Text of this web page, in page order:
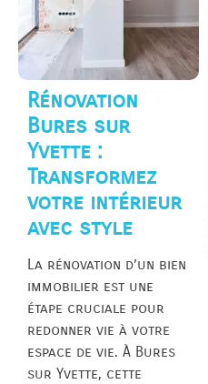
Rénovation
Bures sur
Yvette :
Transformez
votre intérieur
avec style
La rénovation d’un bien
immobilier est une
étape cruciale pour
redonner vie à votre
espace de vie. À Bures
sur Yvette, cette